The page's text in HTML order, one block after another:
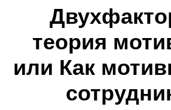
теория
или Как